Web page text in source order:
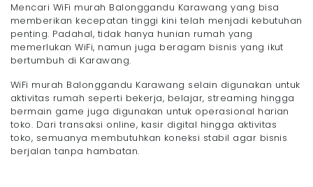
- 5. Bisa Handle Banyak Perangkat
FAQ Pasang WiFi di Balonggandu Karawang
- 1. WiFi murah apakah pasti lemot?
- 2. Berapa Mbps yang cocok untuk usaha kecil?
- 3. Berapa lama proses pemasangan WiFi di
Balonggandu Karawang?
- 4. Apakah ada biaya tambahan selain biaya
bulanan saat pasang WiFi?
Solusi WiFi Cepat di Karawang Bersama Megavision
Mencari WiFi murah Balonggandu Karawang yang bisa
memberikan kecepatan tinggi kini telah menjadi kebutuhan
penting. Padahal, tidak hanya hunian rumah yang
memerlukan WiFi, namun juga beragam bisnis yang ikut
bertumbuh di Karawang.
WiFi murah Balonggandu Karawang selain digunakan untuk
aktivitas rumah seperti bekerja, belajar, streaming hingga
bermain game juga digunakan untuk operasional harian
toko. Dari transaksi online, kasir digital hingga aktivitas
toko, semuanya membutuhkan koneksi stabil agar bisnis
berjalan tanpa hambatan.